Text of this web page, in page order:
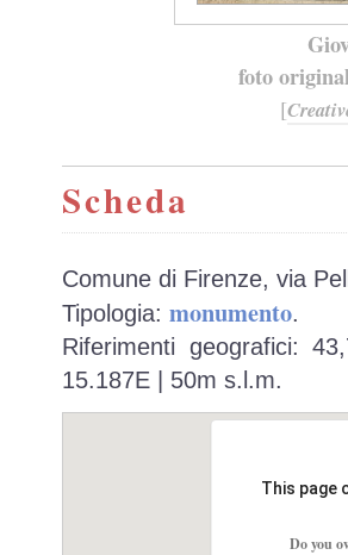
foto
[
Scheda
Comune di Firenze, via
Tipologia: monumento.
Riferimenti geografici:
15.187E | 50m s.l.m.
This page
Do you